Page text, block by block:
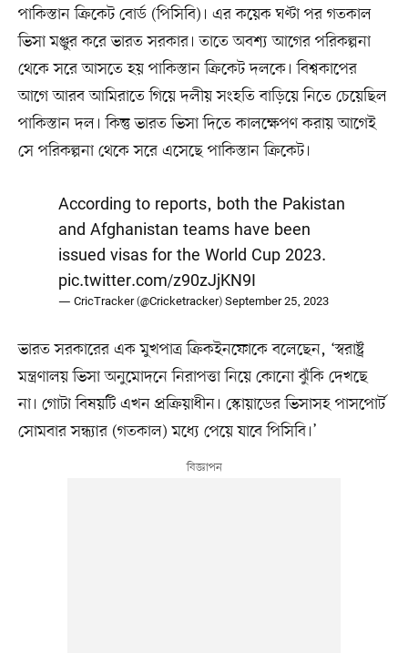
পাকিস্তান ক্রিকেট বোর্ড (পিসিবি)। এর কয়েক ঘণ্টা পর গতকাল
ভিসা মঞ্জুর করে ভারত সরকার। তাতে অবশ্য আগের পরিকল্পনা
থেকে সরে আসতে হয় পাকিস্তান ক্রিকেট দলকে। বিশ্বকাপের
আগে আরব আমিরাতে গিয়ে দলীয় সংহতি বাড়িয়ে নিতে চেয়েছিল
পাকিস্তান দল। কিন্তু ভারত ভিসা দিতে কালক্ষেপণ করায় আগেই
সে পরিকল্পনা থেকে সরে এসেছে পাকিস্তান ক্রিকেট।
According to reports, both the Pakistan
and Afghanistan teams have been
issued visas for the World Cup 2023.
pic.twitter.com/z90zJjKN9I
— CricTracker (@Cricketracker)September 25, 2023
ভারত সরকারের এক মুখপাত্র ক্রিকইনফোকে বলেছেন, ‘স্বরাষ্ট্র
মন্ত্রণালয় ভিসা অনুমোদনে নিরাপত্তা নিয়ে কোনো ঝুঁকি দেখছে
না। গোটা বিষয়টি এখন প্রক্রিয়াধীন। স্কোয়াডের ভিসাসহ পাসপোর্ট
সোমবার সন্ধ্যার (গতকাল) মধ্যে পেয়ে যাবে পিসিবি।’